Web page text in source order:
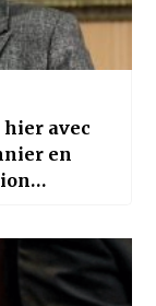
avec
en